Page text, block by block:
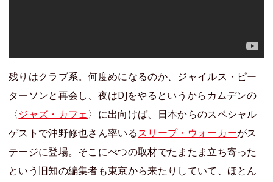
残りはクラブ系。何度めになるのか、ジャイルス・ピー
ターソンと再会し、夜はDJをやるというからカムデンの
〈ジャズ・カフェ〉に出向けば、日本からのスペシャル
ゲストで沖野修也さん率いるスリープ・ウォーカーがス
テージに登場。そこにべつの取材でたまたま立ち寄った
という旧知の編集者も東京から来たりしていて、ほとん